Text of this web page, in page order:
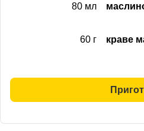
80 мл
60 г краве